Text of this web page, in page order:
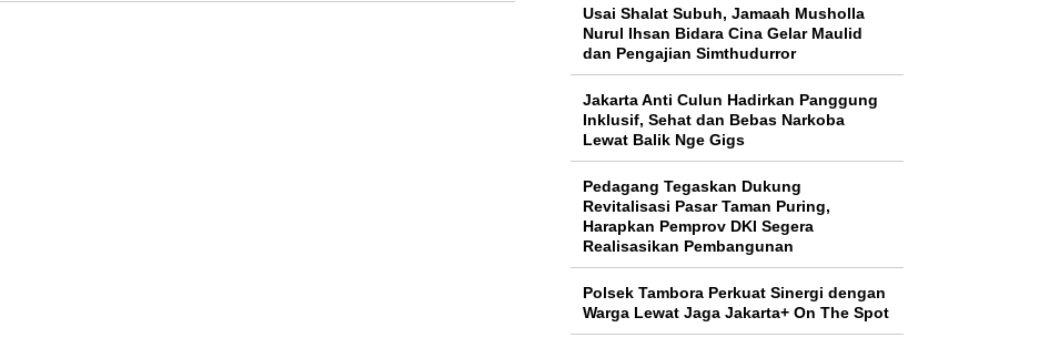
Usai Shalat Subuh, Jamaah Musholla
Nurul Ihsan Bidara Cina Gelar Maulid
dan Pengajian Simthudurror
Jakarta Anti Culun Hadirkan Panggung
Inklusif, Sehat dan Bebas Narkoba
Lewat Balik Nge Gigs
Pedagang Tegaskan Dukung
Revitalisasi Pasar Taman Puring,
Harapkan Pemprov DKI Segera
Realisasikan Pembangunan
Polsek Tambora Perkuat Sinergi dengan
Warga Lewat Jaga Jakarta+ On The Spot